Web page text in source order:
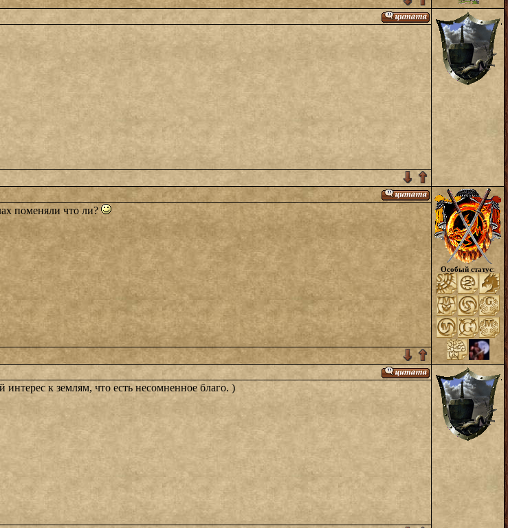
поменяли что ли?
Особый статус:
к землям, что есть несомненное благо. )